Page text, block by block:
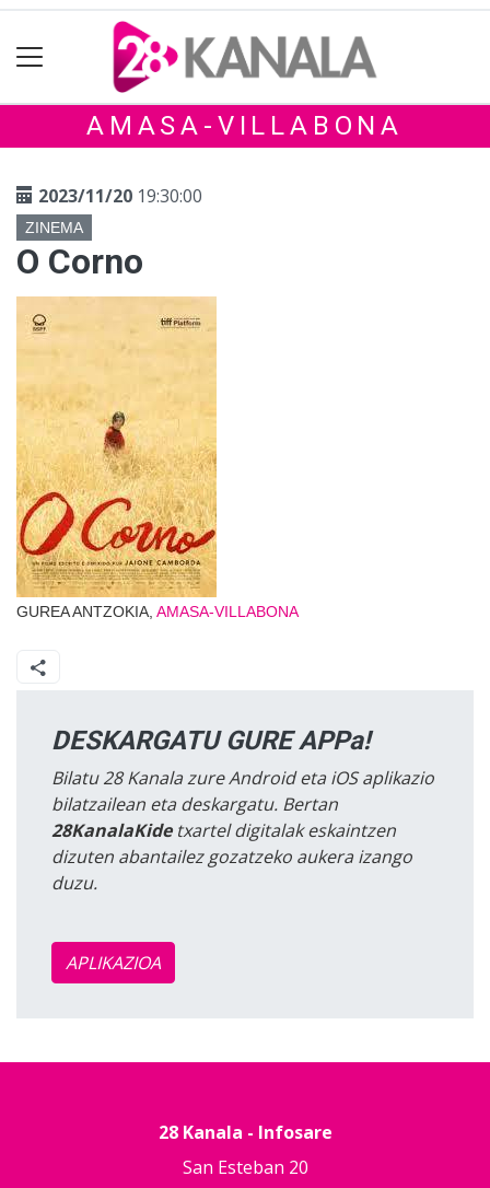
AMASA-VILLABONA
2023/11/20 19:30:00
ZINEMA
O Corno
GUREA ANTZOKIA, AMASA-VILLABONA
DESKARGATU GURE APPa!
Bilatu 28 Kanala zure Android eta iOS aplikazio
bilatzailean eta deskargatu. Bertan
28KanalaKidetxartel digitalak eskaintzen
dizuten abantailez gozatzeko aukera izango
duzu.
APLIKAZIOA
28 Kanala - Infosare
San Esteban 20